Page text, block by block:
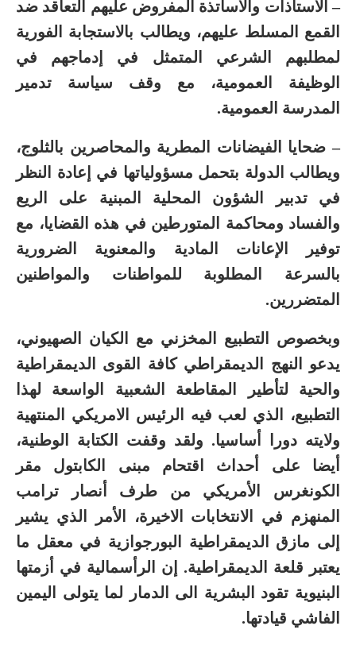
– الأستاذات والأساتذة المفروض عليهم التعاقد ضد
القمع المسلط عليهم، ويطالب بالاستجابة الفورية
لمطلبهم الشرعي المتمثل في إدماجهم في
الوظيفة العمومية، مع وقف سياسة تدمير
المدرسة العمومية.
– ضحايا الفيضانات المطرية والمحاصرين بالثلوج،
ويطالب الدولة بتحمل مسؤولياتها في إعادة النظر
في تدبير الشؤون المحلية المبنية على الريع
والفساد ومحاكمة المتورطين في هذه القضايا، مع
توفير الإعانات المادية والمعنوية الضرورية
بالسرعة المطلوبة للمواطنات والمواطنين
المتضررين.
وبخصوص التطبيع المخزني مع الكيان الصهيوني،
يدعو النهج الديمقراطي كافة القوى الديمقراطية
والحية لتأطير المقاطعة الشعبية الواسعة لهذا
التطبيع، الذي لعب فيه الرئيس الامريكي المنتهية
ولايته دورا أساسيا. ولقد وقفت الكتابة الوطنية،
أيضا على أحداث اقتحام مبنى الكابتول مقر
الكونغرس الأمريكي من طرف أنصار ترامب
المنهزم في الانتخابات الاخيرة، الأمر الذي يشير
إلى مازق الديمقراطية البورجوازية في معقل ما
يعتبر قلعة الديمقراطية. إن الرأسمالية في أزمتها
البنيوية تقود البشرية الى الدمار لما يتولى اليمين
الفاشي قيادتها.